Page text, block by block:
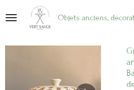
Passer
au
principal